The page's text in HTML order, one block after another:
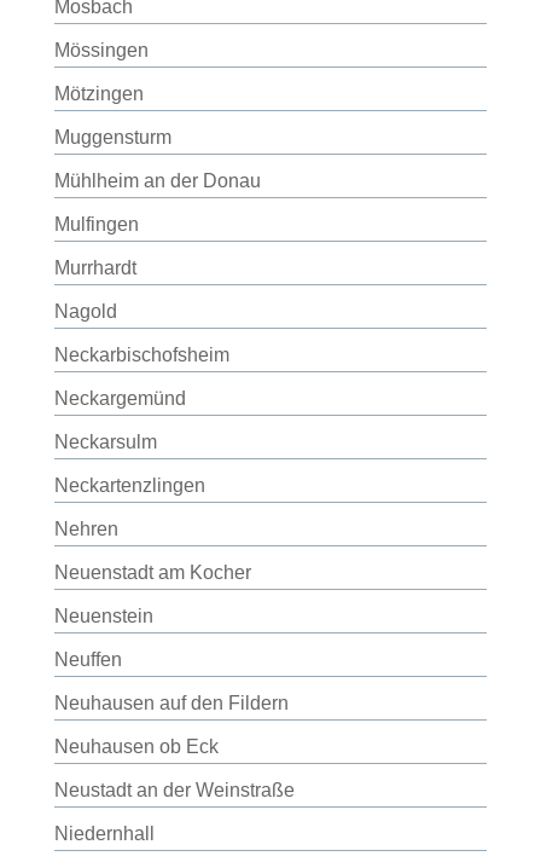
Mosbach
Mössingen
Mötzingen
Muggensturm
Mühlheim an der Donau
Mulfingen
Murrhardt
Nagold
Neckarbischofsheim
Neckargemünd
Neckarsulm
Neckartenzlingen
Nehren
Neuenstadt am Kocher
Neuenstein
Neuffen
Neuhausen auf den Fildern
Neuhausen ob Eck
Neustadt an der Weinstraße
Niedernhall